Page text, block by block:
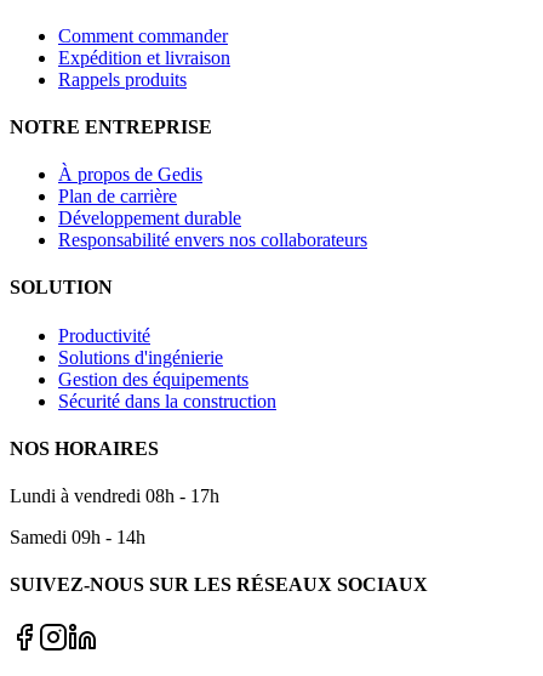
Comment commander
Expédition et livraison
Rappels produits
NOTRE ENTREPRISE
À propos de Gedis
Plan de carrière
Développement durable
Responsabilité envers nos collaborateurs
SOLUTION
Productivité
Solutions d'ingénierie
Gestion des équipements
Sécurité dans la construction
NOS HORAIRES
Lundi à vendredi 08h - 17h
Samedi 09h - 14h
SUIVEZ-NOUS SUR LES RÉSEAUX SOCIAUX